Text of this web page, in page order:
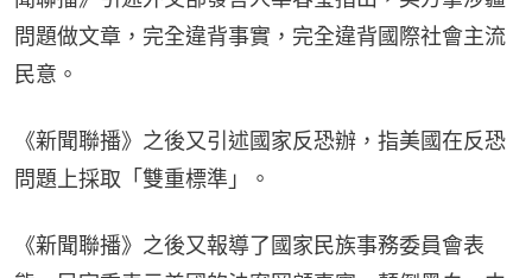
問題做文章，完全違背事實，完全違背國際社會主流
民意。
《新聞聯播》之後又引述國家反恐辦，指美國在反恐
問題上採取「雙重標準」。
《新聞聯播》之後又報導了國家民族事務委員會表